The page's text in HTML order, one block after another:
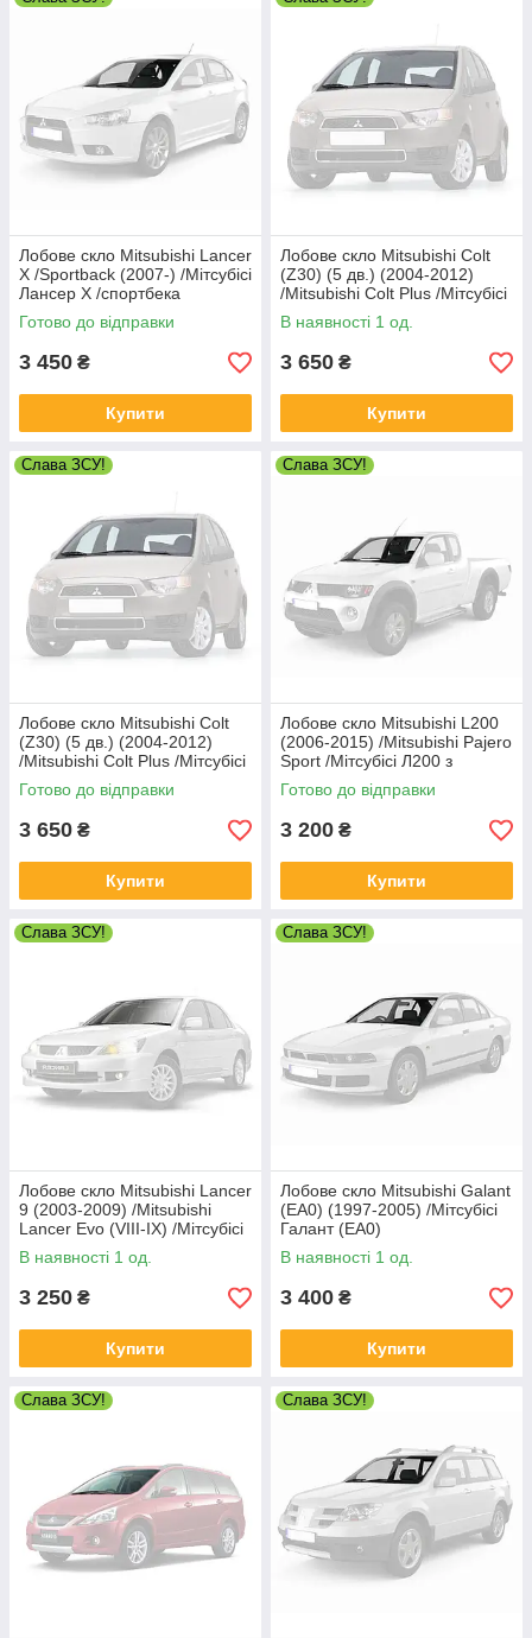
Лобове скло Mitsubishi Lancer
X /Sportback (2007-) /Мітсубісі
Лансер Х /спортбека
Готово до відправки
3 450 ₴
Купити
Лобове скло Mitsubishi Colt
(Z30) (5 дв.) (2004-2012)
/Mitsubishi Colt Plus /Мітсубісі
Кольт (Z30)
В наявності 1 од.
3 650 ₴
Купити
Слава ЗСУ!
Лобове скло Mitsubishi Colt
(Z30) (5 дв.) (2004-2012)
/Mitsubishi Colt Plus /Мітсубісі
Кольт (Z30)
Готово до відправки
3 650 ₴
Купити
Слава ЗСУ!
Лобове скло Mitsubishi L200
(2006-2015) /Mitsubishi Pajero
Sport /Мітсубісі Л200 з
датчиком
Готово до відправки
3 200 ₴
Купити
Слава ЗСУ!
Лобове скло Mitsubishi Lancer
9 (2003-2009) /Mitsubishi
Lancer Evo (VIII-IX) /Мітсубісі
Лансер 9
В наявності 1 од.
3 250 ₴
Купити
Слава ЗСУ!
Лобове скло Mitsubishi Galant
(EA0) (1997-2005) /Мітсубісі
Галант (ЕА0)
В наявності 1 од.
3 400 ₴
Купити
Слава ЗСУ! Слава ЗСУ!